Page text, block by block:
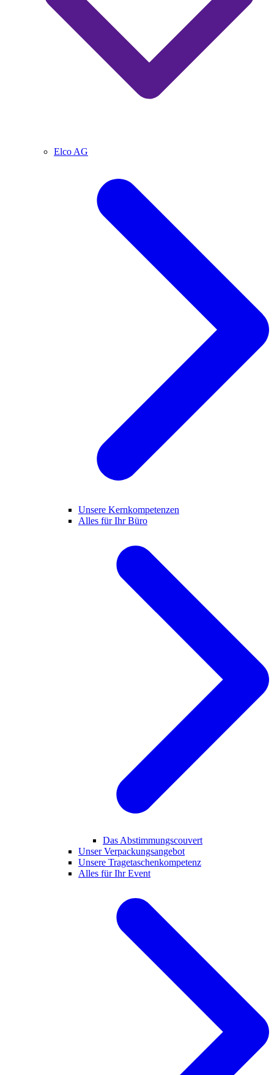
Elco AG
Unsere Kernkompetenzen
Alles für Ihr Büro
Das Abstimmungscouvert
Unser Verpackungsangebot
Unsere Tragetaschenkompetenz
Alles für Ihr Event